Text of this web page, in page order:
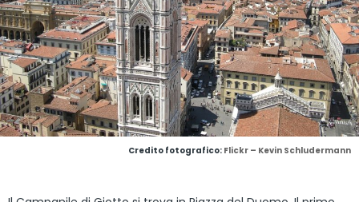
Credito fotografico: Flickr – Kevin Schludermann